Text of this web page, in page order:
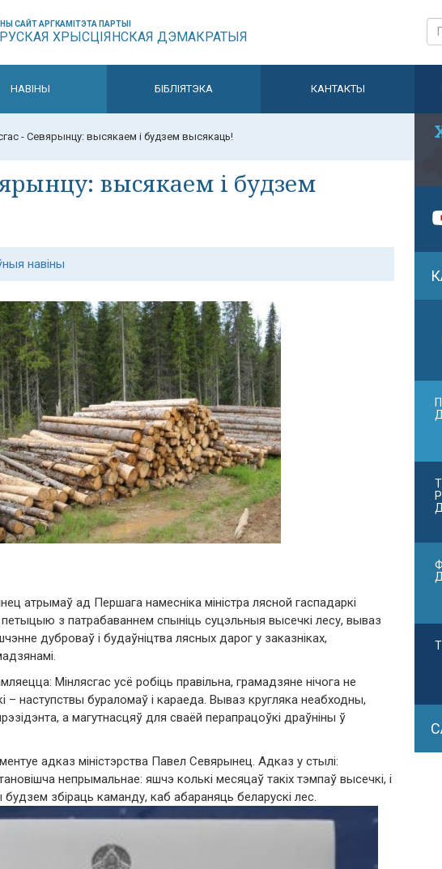
САЙТ АРГКАМІТЭТА ПАРТЫІ
ХРЫСЦІЯНСКАЯ ДЭМАКРАТЫЯ
НАВІНЫ БІБЛІЯТЭКА КАНТАКТЫ
- Севярынцу: высякаем і будзем высякаць!
высякаем і будзем
навіны
атрымаў ад Першага намесніка міністра лясной гаспадаркі
з патрабаваннем спыніць суцэльныя высечкі лесу, вываз
дуброваў і будаўніцтва лясных дарог у заказніках,
Мінлясгас усё робіць правільна, грамадзяне нічога не
– наступствы бураломаў і караеда. Вываз кругляка неабходны,
а магутнасцяў для сваёй перапрацоўкі драўніны ў
адказ міністэрства Павел Севярынец. Адказ у стылі:
непрымальнае: яшчэ колькі месяцаў такіх тэмпаў высечкі, і
збіраць каманду, каб абараняць беларускі лес.